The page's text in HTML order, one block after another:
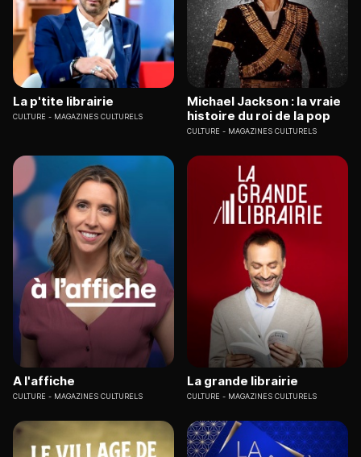
La p'tite librairie
CULTURE MAGAZINES CULTURELS
Michael Jackson : la vraie
histoire du roi de la pop
CULTURE MAGAZINES CULTURELS
A l'affiche
CULTURE MAGAZINES CULTURELS
La grande librairie
CULTURE MAGAZINES CULTURELS